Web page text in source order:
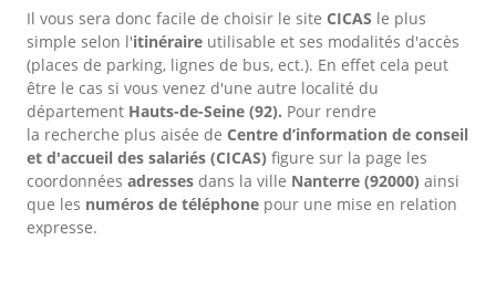
Il vous sera donc facile de choisir le site CICAS le plus
simple selon l'itinéraire utilisable et ses modalités d'accès
(places de parking, lignes de bus, ect.). En effet cela peut
être le cas si vous venez d'une autre localité du
département Hauts-de-Seine (92). Pour rendre
la recherche plus aisée de Centre d’information de conseil
et d'accueil des salariés (CICAS) figure sur la page les
coordonnées adresses dans la ville Nanterre (92000) ainsi
que les numéros de téléphone pour une mise en relation
expresse.